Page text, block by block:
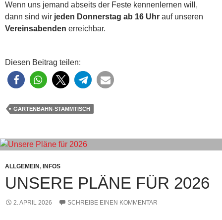
Wenn uns jemand abseits der Feste kennenlernen will,
dann sind wir jeden Donnerstag ab 16 Uhr auf unseren
Vereinsabenden erreichbar.
Diesen Beitrag teilen:
GARTENBAHN-STAMMTISCH
ALLGEMEIN , INFOS
UNSERE PLÄNE FÜR 2026
2. APRIL 2026 SCHREIBE EINEN KOMMENTAR